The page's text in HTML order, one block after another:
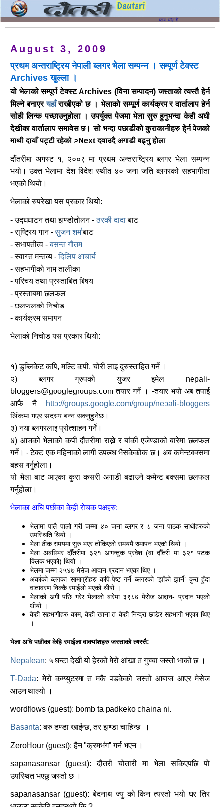
August 3, 2009
प्रथम अन्तराष्ट्रिय नेपाली ब्लगर भेला सम्पन्न । सम्पूर्ण टेक्स्ट
Archives खुल्ला ।
यो भेलाको सम्पूर्ण टेक्स्ट Archives (विना सम्पादन) जस्ताको त्यस्तै हेर्न
मिल्ने बनाएरयहाँराखीएको छ । भेलाको सम्पूर्ण कार्यक्रम र वार्तालाप हेर्न
सोही लिन्क पच्छाउनुहोला । उपर्युक्त पेजमा भेला सुरु हुनुभन्दा केही अघी
देखीका वार्तालाप समावेस छ। सो भन्दा पछाडीको कुराकानीहरु हे्र्न पेजको
माथी दायाँ पट्टी रहेको >Nextदवाउदै अगाडी बढ्नु होला
दौंतरीमा अगस्ट १, २००९ मा प्रथम अन्तराष्ट्रिय ब्लगर भेला सम्पन्न
भयो। उक्त भेलामा देश विदेश स्थीत ४० जना जति ब्लगरको सहभागीता
भएको थियो।
भेलाको रुपरेखा यस प्रकार थियो:
- उद्घघाटन तथा झण्डोतोलन -ठरकी दादाबाट
- रा्ष्ट्रिय गान -सुजन शर्माबाट
- सभापतीत्व -बसन्त गौतम
- स्वागत मन्तव्य -दिलिप आचार्य
- सहभागीको नाम तालीका
- परिचय तथा प्रस्ताबित बिषय
- प्रस्ताबमा छलफल
- छलफलको निचोड
- कार्यक्रम समापन
भेलाको निचोड यस प्रकार थियो:
१) डुब्लिकेट कपि, मल्टि कपी, चोरी लाइ दुरुस्ताहित गर्ने ।
२) ब्लगर ग्रुपको युजर इमेल nepali-
bloggers@googlegroups.com तयार गर्ने । -तयार भयो अब तपाई
आफै नै
http://groups.google.com/group/nepali-bloggers
लिंकमा गएर सदस्य बन्न सक्नुहुनेछ।
३) नया ब्लगरलाइ प्रोत्शाहन गर्ने।
४) आजको भेलाको कपी दौंतरीमा राख्ने र बांकी एजेण्डाको बारेमा छलफल
गर्ने। - टेक्ट एक महिनाको लागी उपल्ब्ध भैसकेकोक छ। अब कमेन्टबक्समा
बहस गर्नुहोला।
यो भेला बाट आएका कुरा कसरी अगाडी बढाउने कमेन्ट बक्समा छलफल
गर्नुहोला।
भेलाका अघि पछीका केही रोचक पक्षहरु:
भेलामा पालै पालो गरी जम्मा ४० जना ब्लगर र ८ जना पाठक साथीहरुको
उपस्थिति थियो ।
भेला ठीक समयमा सुरु भएर तोकिएको समयमै समापन भएको थियो ।
भेला अबधिभर दौँतरीमा ३२१ आगन्तुक प्रवेश (वा दौँतरी मा ३२१ पटक
क्लिक भएको) थियो ।
भेलमा जम्मा २५४७ मेसेज आदान-प्रदान भएका थिए ।
अर्काको ब्लगका सामाग्रीहरु कपि-पेष्ट गर्ने ब्लगरको ‘झाँको झार्ने’ कुरा हुँदा
वातावरण निक्कै रमाईलो भएको थीयो ।
भेलाको अगी पछि गरेर भेलाको बारेमा ३९८७ मेसेज आदान- प्रदान भएको
थीयो ।
केही सहभागीहरु काम, केही खाना त केही निन्द्रा छाडेर सहभागी भएका थिए
।
भेला अघि पछीका केहि रमाईला वाक्यांशहरु जस्ताको त्यस्तै:
Nepalean: ५ घन्टा देखी यो हेरको मेरो आंखा त गुच्चा जस्तो भाको छ ।
T-Dada: मेरो कम्प्युटरमा त मकै पडकेको जस्तो आबाज आएर मेसेज
आउन थाल्यो ।
wordflows (guest): bomb ta padkeko chaina ni.
Basanta: बरु डण्डा खाईन्छ, तर झण्डा चाहिन्छ ।
ZeroHour (guest): हैन "क्रमभंग" गर्न भएन ।
sapanasansar (guest): दौतरी चोतारी मा भेला सकिएपछि पो
उपस्थित भएछु जस्तो छ ।
sapanasansar (guest): बेदनाथ ज्यु को किन त्यस्तो भयो घर तिर